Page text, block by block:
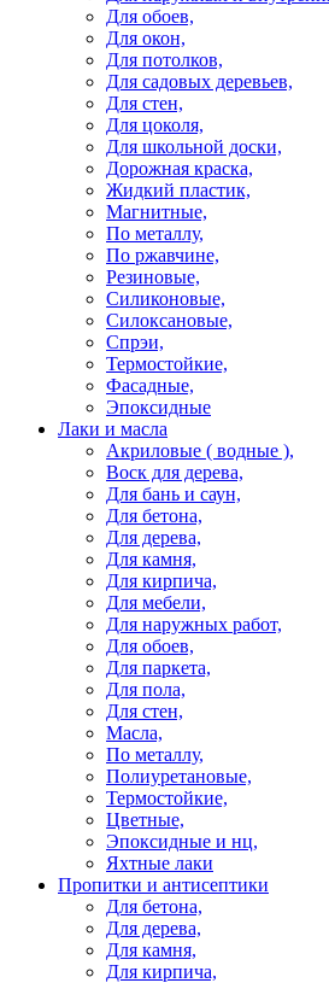
Для обоев,
Для окон,
Для потолков,
Для садовых деревьев,
Для стен,
Для цоколя,
Для школьной доски,
Дорожная краска,
Жидкий пластик,
Магнитные,
По металлу,
По ржавчине,
Резиновые,
Силиконовые,
Силоксановые,
Спрэи,
Термостойкие,
Фасадные,
Эпоксидные
Лаки и масла
Акриловые ( водные ),
Воск для дерева,
Для бань и саун,
Для бетона,
Для дерева,
Для камня,
Для кирпича,
Для мебели,
Для наружных работ,
Для обоев,
Для паркета,
Для пола,
Для стен,
Масла,
По металлу,
Полиуретановые,
Термостойкие,
Цветные,
Эпоксидные и нц,
Яхтные лаки
Пропитки и антисептики
Для бетона,
Для дерева,
Для камня,
Для кирпича,